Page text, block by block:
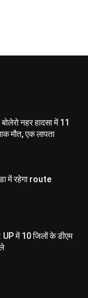
नहर हादसा में 11
मौत, एक लापता
में रहेगा route
में 10 जिलों के डीएम